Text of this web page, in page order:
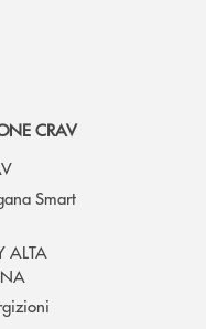
CRAV
Smart
ALTA